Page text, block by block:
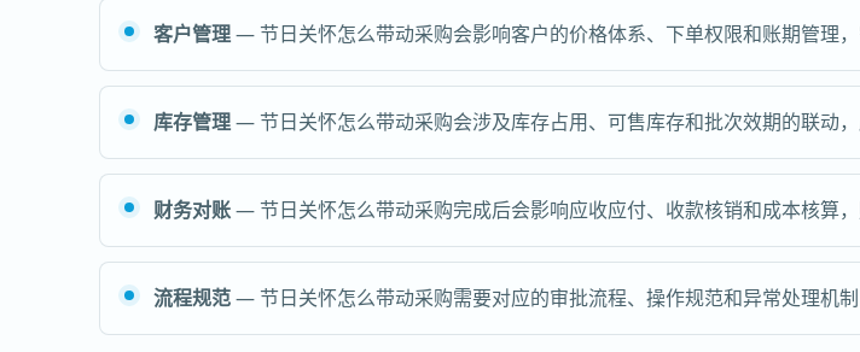
客户管理— 节日关怀怎么带动采购会影响客户的价格体系、下单权限和账期管理，
库存管理— 节日关怀怎么带动采购会涉及库存占用、可售库存和批次效期的联动，
财务对账— 节日关怀怎么带动采购完成后会影响应收应付、收款核销和成本核算，
流程规范— 节日关怀怎么带动采购需要对应的审批流程、操作规范和异常处理机制